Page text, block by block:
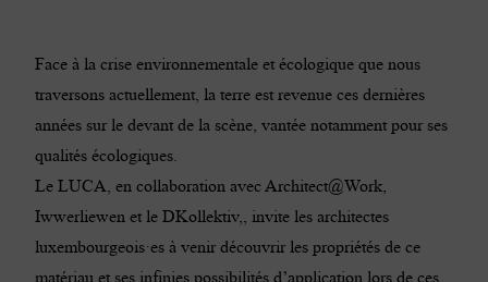
Face à la crise environnementale et écologique que nous
traversons actuellement, la terre est revenue ces dernières
années sur le devant de la scène, vantée notamment pour ses
qualités écologiques.
Le LUCA, en collaboration avecArchitect@Work,
Iwwerliewenet leDKollektiv,, invite les architectes
luxembourgeois·es à venir découvrir les propriétés de ce